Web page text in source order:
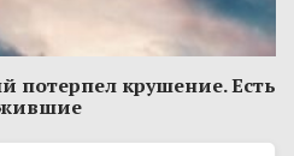
потерпел крушение. Есть